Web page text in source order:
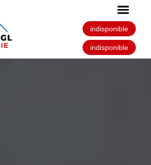
indisponible
indisponible